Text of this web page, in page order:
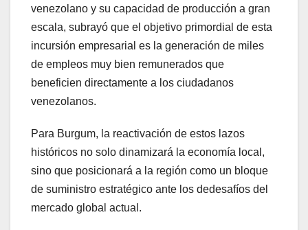
venezolano y su capacidad de producción a gran
escala, subrayó que el objetivo primordial de esta
incursión empresarial es la generación de miles
de empleos muy bien remunerados que
beneficien directamente a los ciudadanos
venezolanos.
Para Burgum, la reactivación de estos lazos
históricos no solo dinamizará la economía local,
sino que posicionará a la región como un bloque
de suministro estratégico ante los dedesafíos del
mercado global actual.